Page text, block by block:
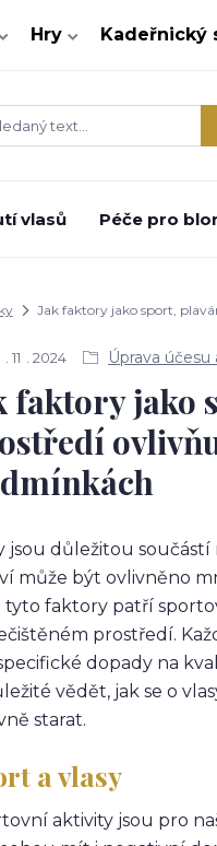
Hry Kadeřnický
vlasů Péče pro
Jak faktory jako sport,
11 2024 Úprava
faktory jako
jsou důležitou
může být ovlivněno
tyto faktory patří
prostředí.
dopady na
vědět, jak se o
starat.
a vlasy
aktivity jsou pro